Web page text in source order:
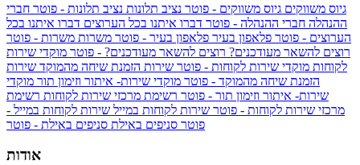
גיוס משווקים גיוס משווקים - פוטר נציב תלונות נציב תלונות - פוטר חברי
ההנהלה חברי ההנהלה - פוטר דברו איתנו בכל הערוצים דברו איתנו בכל
הערוצים - פוטר פלאפון בעיר פלאפון בעיר - פוטר משרות משרות - פוטר
רוצים להשאר מעודכנים? רוצים להשאר מעודכנים? - פוטר מוקדי שירות
לקוחות מוקדי שירות לקוחות - פוטר שירות הזמנת שיחה מהמוקד שירות
הזמנת שיחה מהמוקד - פוטר מוקדי שירות- איתור וזימון תור מוקדי
שירות- איתור וזימון תור - פוטר רשימת מרכזי שירות לקוחות רשימת
מרכזי שירות לקוחות - פוטר שירות לקוחות במייל שירות לקוחות במייל -
פוטר סניפים באילת סניפים באילת - פוטר
אודות